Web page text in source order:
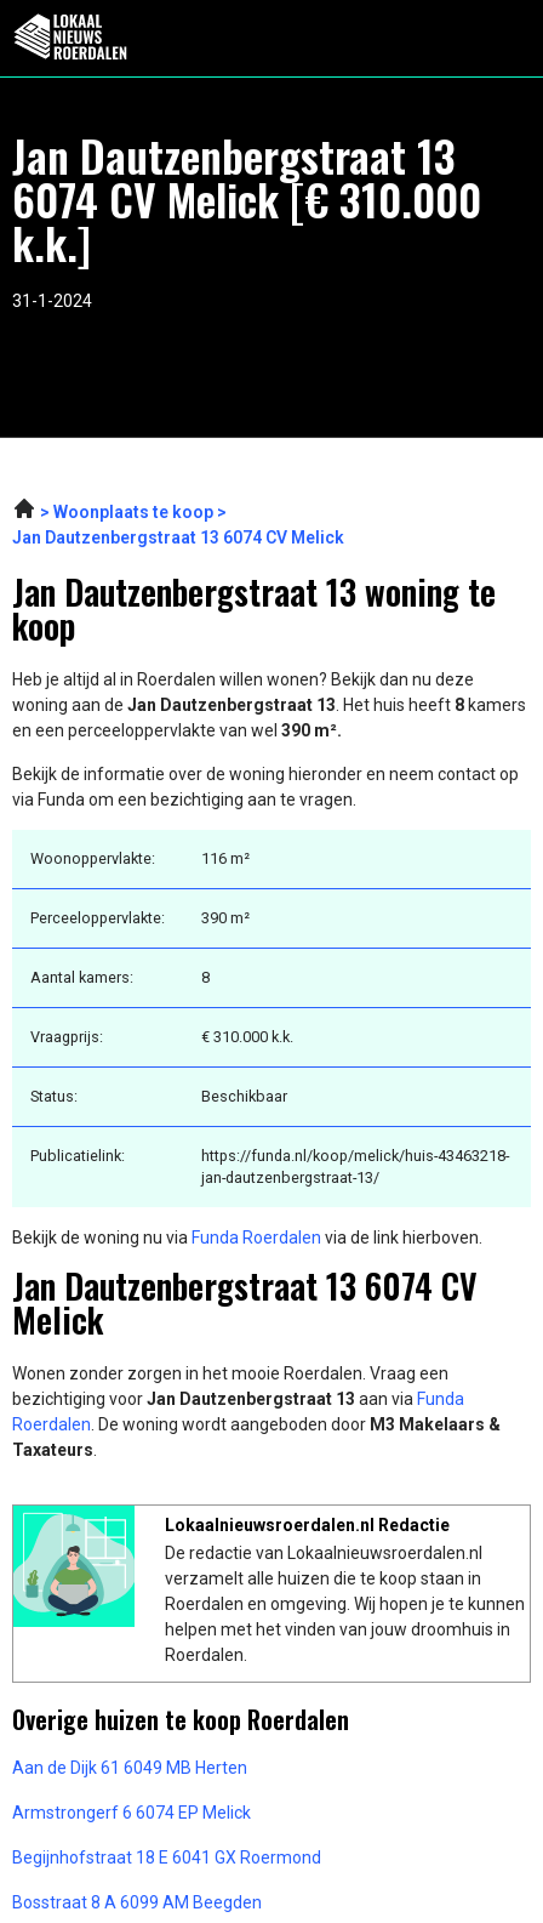
Jan Dautzenbergstraat 13
6074 CV Melick [€ 310.000
k.k.]
31-1-2024
Woonplaats te koop
Jan Dautzenbergstraat 13 6074 CV Melick
Jan Dautzenbergstraat 13 woning te
koop
Heb je altijd al in Roerdalen willen wonen? Bekijk dan nu deze
woning aan de Jan Dautzenbergstraat 13. Het huis heeft 8 kamers
en een perceeloppervlakte van wel 390 m².
Bekijk de informatie over de woning hieronder en neem contact op
via Funda om een bezichtiging aan te vragen.
Woonoppervlakte: 116 m²
Perceeloppervlakte: 390 m²
Aantal kamers: 8
Vraagprijs: € 310.000 k.k.
Status: Beschikbaar
Publicatielink:
https://funda.nl/koop/melick/huis-43463218-
jan-dautzenbergstraat-13/
Bekijk de woning nu via Funda Roerdalen via de link hierboven.
Jan Dautzenbergstraat 13 6074 CV
Melick
Wonen zonder zorgen in het mooie Roerdalen. Vraag een
bezichtiging voorJan Dautzenbergstraat 13 aan via Funda
Roerdalen . De woning wordt aangeboden door M3 Makelaars &
Taxateurs
Lokaalnieuwsroerdalen.nl Redactie
De redactie van Lokaalnieuwsroerdalen.nl
verzamelt alle huizen die te koop staan in
Roerdalen en omgeving. Wij hopen je te kunnen
helpen met het vinden van jouw droomhuis in
Roerdalen.
Overige huizen te koop Roerdalen
Aan de Dijk 61 6049 MB Herten
Armstrongerf 6 6074 EP Melick
Begijnhofstraat 18 E 6041 GX Roermond
Bosstraat 8 A 6099 AM Beegden